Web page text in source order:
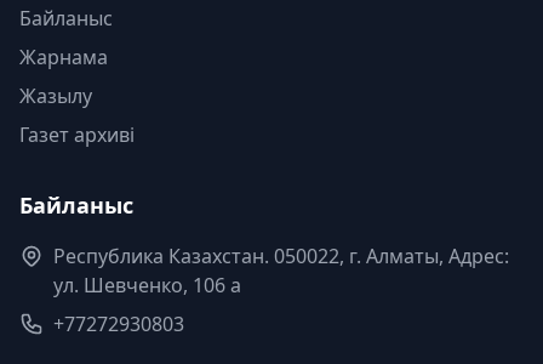
Байланыс
Жарнама
Жазылу
Газет архиві
Байланыс
Республика Казахстан. 050022, г. Алматы, Адрес:
ул. Шевченко, 106 а
+77272930803